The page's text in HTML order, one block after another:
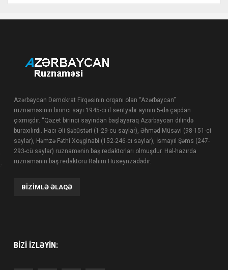
Azərbaycan Demokrat Firqəsinin orqanı olan “Azərbaycan”
ruznaməsinin birinci sayı 1945-ci il sentyabr ayının 5-də çapdan
çıxmışdır. “Qəzet birinci sayından başlayaraq Azərbaycan dilində
buraxılırdı. Hacı Əli Şəbüstəri (1-29-cu saylar), Əhməd Müsəvi (98-151-ci
saylar), Həmzə Fəthi Xoşginabi (152-246-cı saylar), İsmayıl Şəms (247-
293-cü saylar) ruznamənin baş redaktorları olmuşdur. Hal-hazırda
ruznamənin baş redaktoru Rəhim Hüseynzadədir.
BIZIMLƏ ƏLAQƏ
BIZI IZLƏYIN: